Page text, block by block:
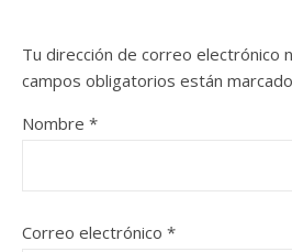
Tu dirección de correo electrónico
campos obligatorios están
Nombre *
Correo electrónico *